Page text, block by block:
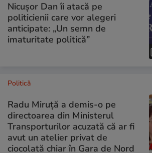
Nicușor Dan îi atacă pe
politicienii care vor alegeri
anticipate: „Un semn de
imaturitate politică”
Politică
Radu Miruță a demis-o pe
directoarea din Ministerul
Transporturilor acuzată că ar fi
avut un atelier privat de
ciocolată chiar în Gara de Nord